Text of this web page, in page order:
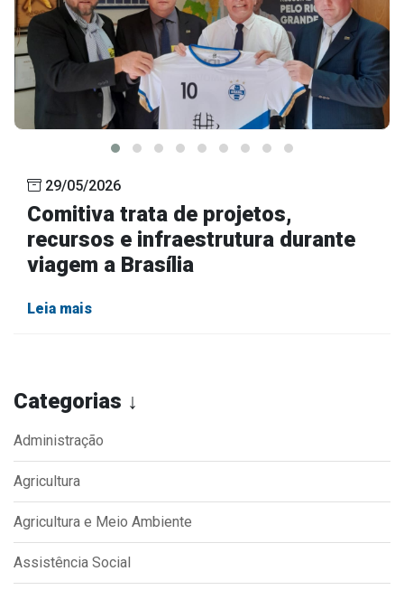
Categorias ↓
Administração
Agricultura
Agricultura e Meio Ambiente
Assistência Social
29/05/2026
Comitiva trata de projetos,
recursos e infraestrutura durante
viagem a Brasília
Leia mais